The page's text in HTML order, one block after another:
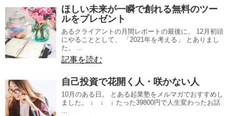
ほしい未来が一瞬で創れる無料のツー
ルをプレゼント
あるクライアントの月間レポートの最後に、 12月初頭
にやることとして、 「2021年を考える」 とありまし
た。 ...
記事を読む
自己投資で花開く人・咲かない人
10月のある日。 とある起業塾をメルマガでおすすめし
ました。 ↓ ↓ ↓ たった39800円で人生変わったお話
...